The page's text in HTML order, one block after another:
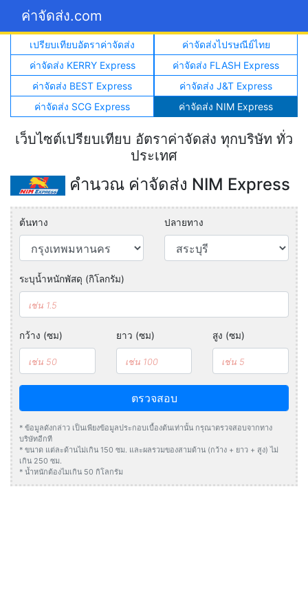
ค่าจัดส่ง.com
เปรียบเทียบอัตราค่าจัดส่ง
ค่าจัดส่งไปรษณีย์ไทย
ค่าจัดส่ง KERRY Express
ค่าจัดส่ง FLASH Express
ค่าจัดส่ง BEST Express
ค่าจัดส่ง J&T Express
ค่าจัดส่ง SCG Express
ค่าจัดส่ง NIM Express
เว็บไซต์เปรียบเทียบ อัตราค่าจัดส่ง ทุกบริษัท ทั่ว
ประเทศ
คำนวณ ค่าจัดส่ง NIM Express
ต้นทาง ปลายทาง
ระบุน้ำหนักพัสดุ (กิโลกรัม)
กว้าง (ซม) ยาว (ซม) สูง (ซม)
ตรวจสอบ
* ข้อมูลดังกล่าว เป็นเพียงข้อมูลประกอบเบื้องต้นเท่านั้น กรุณาตรวจสอบจากทาง
บริษัทอีกที
* ขนาด แต่ละด้านไม่เกิน 150 ซม. และผลรวมของสามด้าน (กว้าง + ยาว + สูง) ไม่
เกิน 250 ซม.
* น้ำหนักต้องไมเกิน 50 กิโลกรัม